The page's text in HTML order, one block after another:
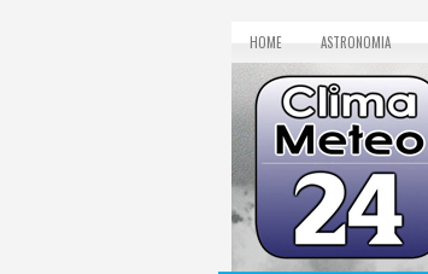
HOME ASTRONOMIA